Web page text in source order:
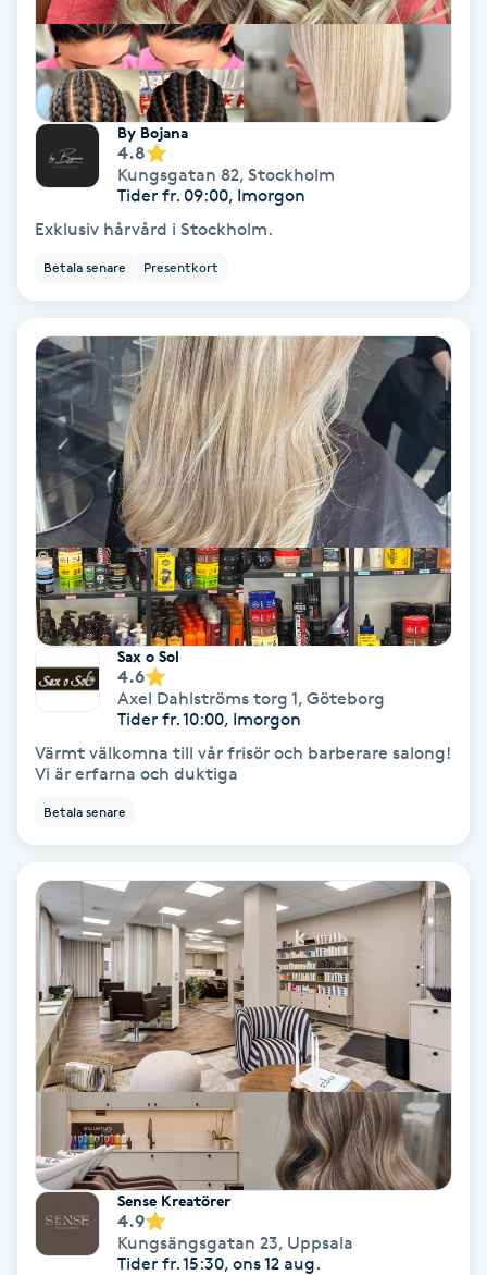
Färgning
Föning
Gel naglar
Gelenaglar
Gellack
Gellack med förstärkning
Gravidmassage
Gravidyoga
Gruppträning
Gua Sha-massage
Hatha Yoga
Headspa
Healing
Herrklippning
HIFU
Hollywood Peel
Hot Stone Massage
Hot yoga
Hudföryngring
Huduppstramning
By Bojana
4.8
Kungsgatan 82, Stockholm
Tider fr. 09:00, Imorgon
Exklusiv hårvård i Stockholm.
Betala senare Presentkort
Sax o Sol
4.6
Axel Dahlströms torg 1, Göteborg
Tider fr. 10:00, Imorgon
Värmt välkomna till vår frisör och barberare salong!
Vi är erfarna och duktiga
Betala senare
Sense Kreatörer
4.9
Kungsängsgatan 23, Uppsala
Tider fr. 15:30, ons 12 aug.